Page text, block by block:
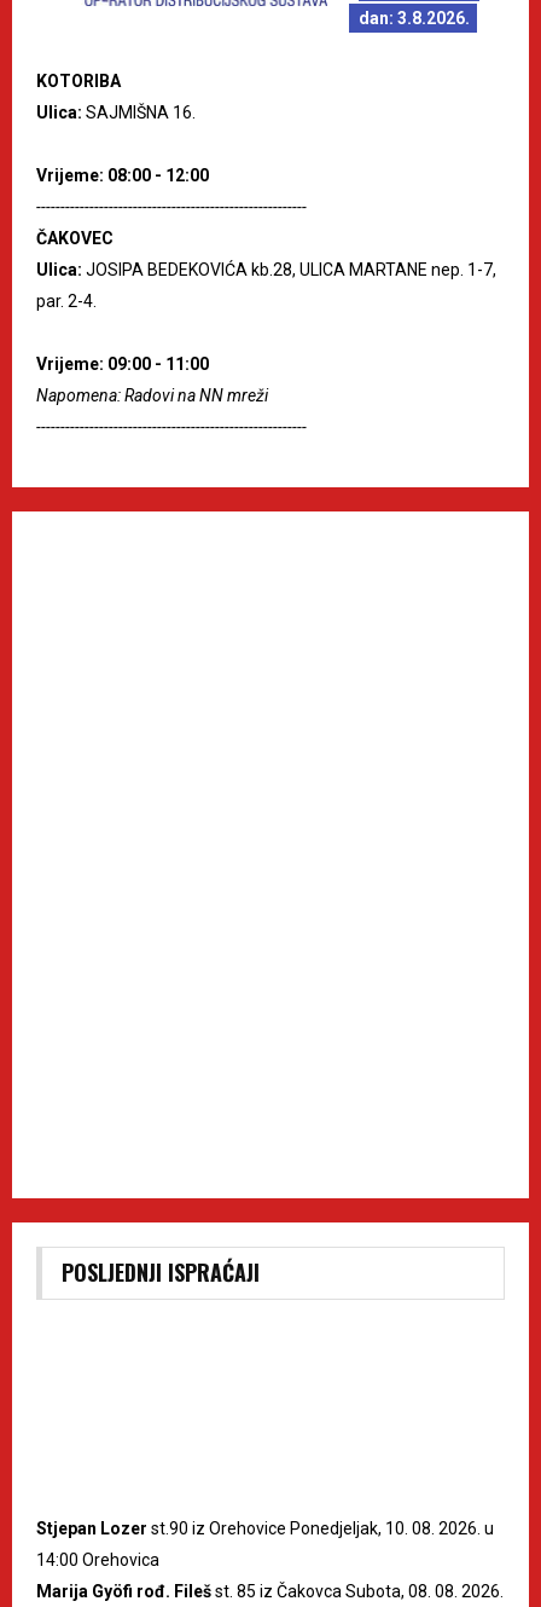
dan: 3.8.2026.
KOTORIBA
Ulica: SAJMIŠNA 16.
Vrijeme: 08:00 - 12:00
--------------------------------------------------------
ČAKOVEC
Ulica: JOSIPA BEDEKOVIĆA kb.28, ULICA MARTANE nep. 1-7,
par. 2-4.
Vrijeme: 09:00 - 11:00
Napomena: Radovi na NN mreži
--------------------------------------------------------
POSLJEDNJI ISPRAĆAJI
Stjepan Lozer st.90 iz Orehovice Ponedjeljak, 10. 08. 2026. u
14:00 Orehovica
Marija Gyöfi rođ. Filešst. 85 iz Čakovca Subota, 08. 08. 2026.